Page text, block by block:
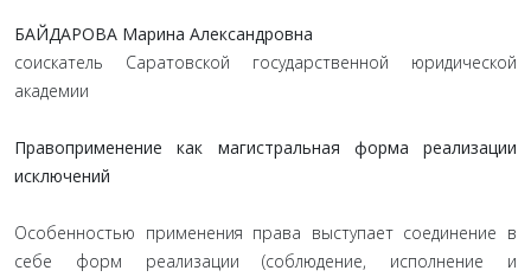
БАЙДАРОВА Марина Александровна
соискатель Саратовской государственной юридической
академии
Правоприменение как магистральная форма реализации
исключений
Особенностью применения права выступает соединение в
себе форм реализации (соблюдение, исполнение и